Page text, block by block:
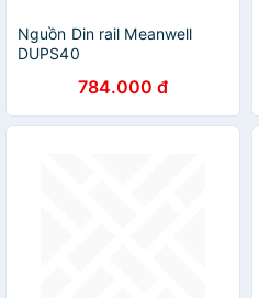
Nguồn Din rail Meanwell
DUPS40
784.000 đ